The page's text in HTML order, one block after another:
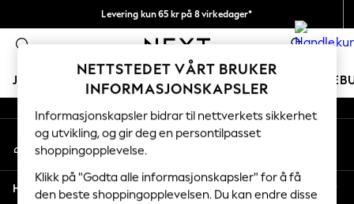
Levering kun 65 kr på 8 virkedager*
Vi betaler alle tollavgifter 0
JENTER GUTTER BABY KVINNER MENN
GIRLS
New In
50 - 92cm
98 - 110cm
116 - 134cm
An error occurred on client
Våre sosiale nettverk
Min konto
Logg inn på kontoen din
Hjelp
NETTSTEDET VÅRT BRUKER
INFORMASJONSKAPSLER
Informasjonskapsler bidrar til nettverkets sikkerhet
og utvikling, og gir deg en persontilpasset
shoppingopplevelse.
Klikk på "Godta alle informasjonskapsler" for å få
den beste shoppingopplevelsen. Du kan endre disse